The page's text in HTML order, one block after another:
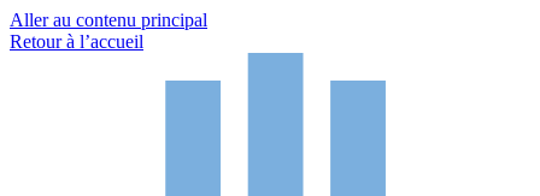
Aller au contenu principal
Retour à l’accueil